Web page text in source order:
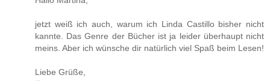
jetzt weiß ich auch, warum ich Linda Castillo bisher nicht
kannte. Das Genre der Bücher ist ja leider überhaupt nicht
meins. Aber ich wünsche dir natürlich viel Spaß beim Lesen!
Liebe Grüße,